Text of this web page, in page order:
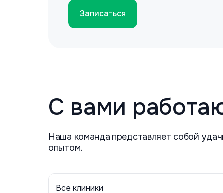
Записаться
С вами
Наша команда представляет собой
опытом.